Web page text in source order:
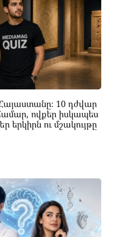
10 դժվար
ովքեր իսկապես
երկիրն ու մշակույթը